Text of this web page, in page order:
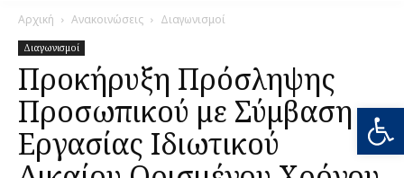
Αρχική Ανακοινώσεις Διαγωνισμοί
Διαγωνισμοί
Προκήρυξη Πρόσληψης
Προσωπικού με Σύμβαση
Εργασίας Ιδιωτικού